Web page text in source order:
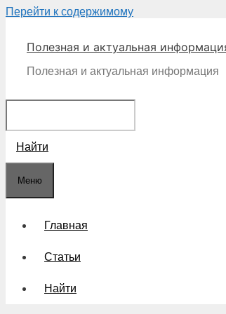
Перейти к содержимому
Полезная и актуальная
Полезная и актуальная информация
Найти
Меню
Главная
Статьи
Найти